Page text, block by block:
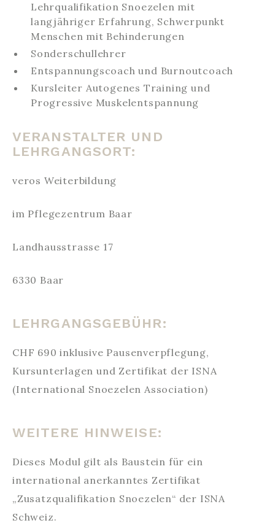
Lehrqualifikation Snoezelen mit
langjähriger Erfahrung, Schwerpunkt
Menschen mit Behinderungen
Sonderschullehrer
Entspannungscoach und Burnoutcoach
Kursleiter Autogenes Training und
Progressive Muskelentspannung
VERANSTALTER UND
LEHRGANGSORT:
veros Weiterbildung
im Pflegezentrum Baar
Landhausstrasse 17
6330 Baar
LEHRGANGSGEBÜHR:
CHF 690 inklusive Pausenverpflegung,
Kursunterlagen und Zertifikat der ISNA
(International Snoezelen Association)
WEITERE HINWEISE:
Dieses Modul gilt als Baustein für ein
international anerkanntes Zertifikat
„Zusatzqualifikation Snoezelen“ der ISNA
Schweiz.